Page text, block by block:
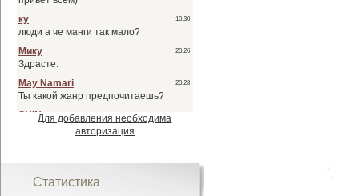
Для добавления необходима
авторизация
Статистика